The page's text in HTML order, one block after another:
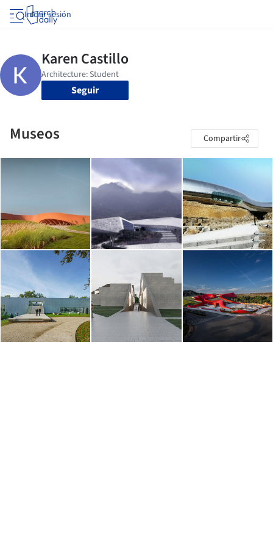
Iniciar sesión
Seguir
Museos Compartir